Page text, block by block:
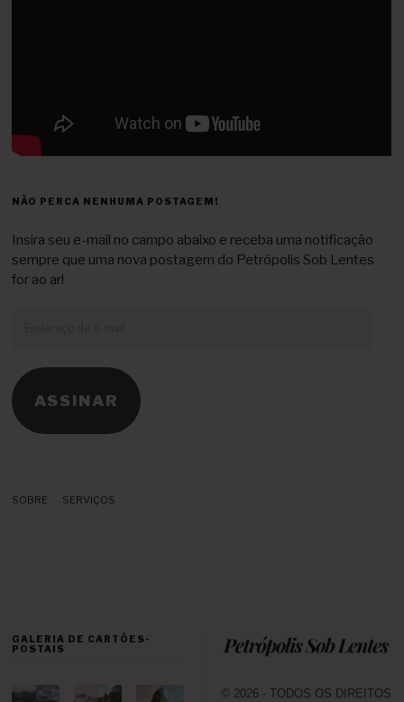
NÃO PERCA NENHUMA POSTAGEM!
Insira seu e-mail no campo abaixo e receba uma notificação
sempre que uma nova postagem do Petrópolis Sob Lentes
for ao ar!
mail
ASSINAR
SOBRE SERVIÇOS
GALERIA DE CARTÕES-
POSTAIS
© 2026 - TODOS OS DIREITOS